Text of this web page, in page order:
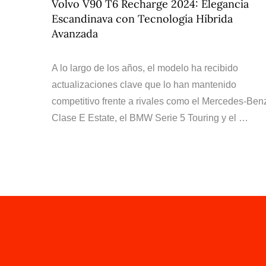
Volvo V90 T6 Recharge 2024: Elegancia
Escandinava con Tecnología Híbrida
Avanzada
A lo largo de los años, el modelo ha recibido
actualizaciones clave que lo han mantenido
competitivo frente a rivales como el Mercedes-
Clase E Estate, el BMW Serie 5 Touring y el …